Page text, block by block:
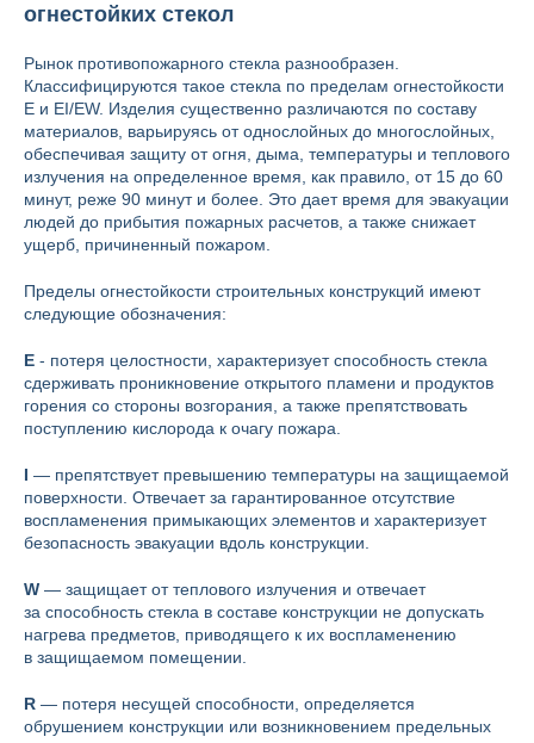
огнестойких стекол
Рынок противопожарного стекла разнообразен.
Классифицируются такое стекла по пределам огнестойкости
E и EI/EW. Изделия существенно различаются по составу
материалов, варьируясь от однослойных до многослойных,
обеспечивая защиту от огня, дыма, температуры и теплового
излучения на определенное время, как правило, от 15 до 60
минут, реже 90 минут и более. Это дает время для эвакуации
людей до прибытия пожарных расчетов, а также снижает
ущерб, причиненный пожаром.
Пределы огнестойкости строительных конструкций имеют
следующие обозначения:
E - потеря целостности, характеризует способность стекла
сдерживать проникновение открытого пламени и продуктов
горения со стороны возгорания, а также препятствовать
поступлению кислорода к очагу пожара.
I — препятствует превышению температуры на защищаемой
поверхности. Отвечает за гарантированное отсутствие
воспламенения примыкающих элементов и характеризует
безопасность эвакуации вдоль конструкции.
W — защищает от теплового излучения и отвечает
за способность стекла в составе конструкции не допускать
нагрева предметов, приводящего к их воспламенению
в защищаемом помещении.
R — потеря несущей способности, определяется
обрушением конструкции или возникновением предельных